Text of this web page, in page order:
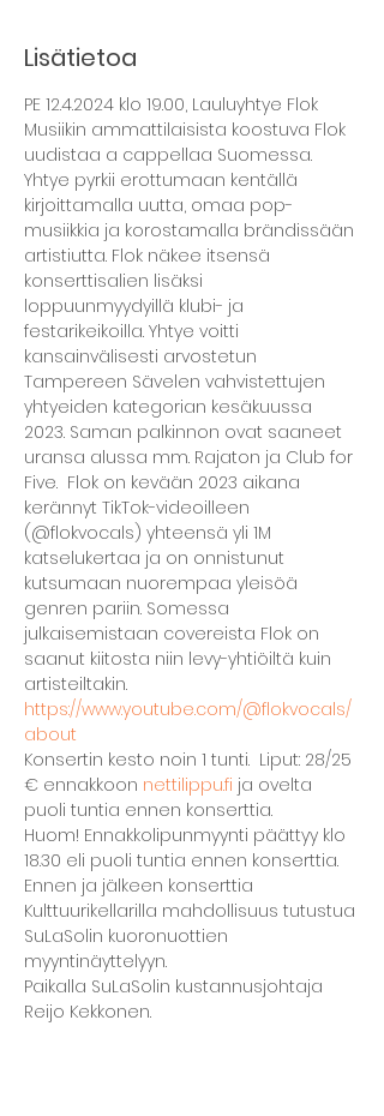
Lisätietoa
PE 12.4.2024 klo 19.00, Lauluyhtye Flok
Musiikin ammattilaisista koostuva Flok
uudistaa a cappellaa Suomessa.
Yhtye pyrkii erottumaan kentällä
kirjoittamalla uutta, omaa pop-
musiikkia ja korostamalla brändissään
artistiutta. Flok näkee itsensä
konserttisalien lisäksi
loppuunmyydyillä klubi- ja
festarikeikoilla. Yhtye voitti
kansainvälisesti arvostetun
Tampereen Sävelen vahvistettujen
yhtyeiden kategorian kesäkuussa
2023. Saman palkinnon ovat saaneet
uransa alussa mm. Rajaton ja Club for
Five.  Flok on kevään 2023 aikana
kerännyt TikTok-videoilleen
(@flokvocals) yhteensä yli 1M
katselukertaa ja on onnistunut
kutsumaan nuorempaa yleisöä
genren pariin. Somessa
julkaisemistaan covereista Flok on
saanut kiitosta niin levy-yhtiöiltä kuin
artisteiltakin.
https://www.youtube.com/@flokvocals/
about
Konsertin kesto noin 1 tunti.  Liput: 28/25
€ ennakkoon nettilippu.fi ja ovelta
puoli tuntia ennen konserttia.
Huom! Ennakkolipunmyynti päättyy klo
18.30 eli puoli tuntia ennen konserttia.
Ennen ja jälkeen konserttia
Kulttuurikellarilla mahdollisuus tutustua
SuLaSolin kuoronuottien
myyntinäyttelyyn.
Paikalla SuLaSolin kustannusjohtaja
Reijo Kekkonen.